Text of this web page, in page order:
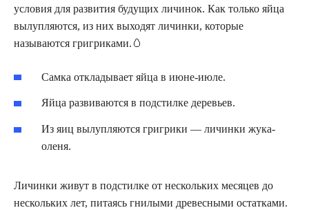
условия для развития будущих личинок. Как только яйца
вылупляются, из них выходят личинки, которые
называются григриками.🥚
Самка откладывает яйца в июне-июле.
Яйца развиваются в подстилке деревьев.
Из яиц вылупляются григрики — личинки жука-
оленя.
Личинки живут в подстилке от нескольких месяцев до
нескольких лет, питаясь гнилыми древесными остатками.